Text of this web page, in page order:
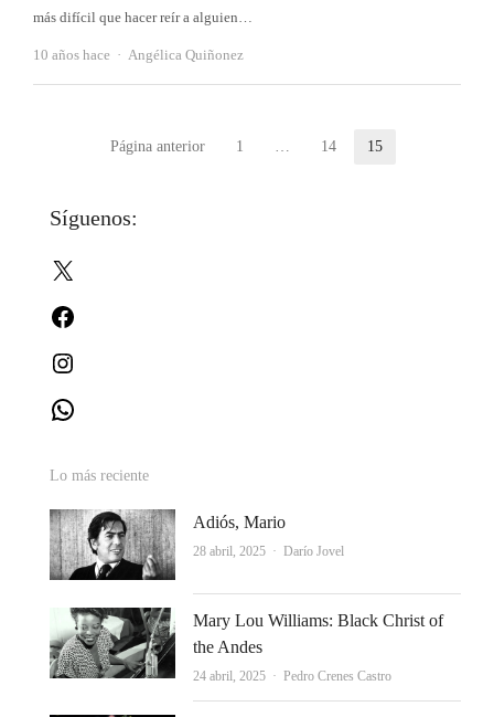
más difícil que hacer reír a alguien…
10 años hace Autor
Angélica Quiñonez
Paginación
entradas
Página anterior Página
1 Página
14 15
Síguenos:
Lo más reciente
Adiós, Mario
28 abril, 2025 Autor
Darío Jovel
Mary Lou Williams: Black Christ of
the Andes
24 abril, 2025 Autor
Pedro Crenes Castro